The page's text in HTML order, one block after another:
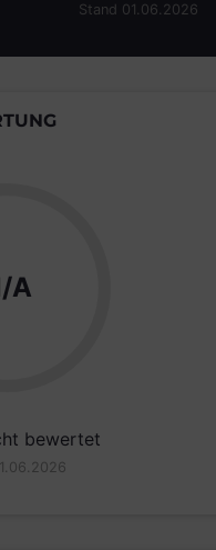
Stand 01.06.2026
A
bewertet